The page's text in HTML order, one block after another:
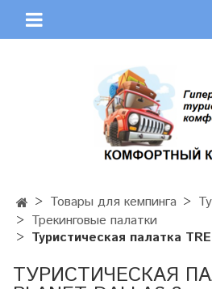
Товары для кемпинга
Трекинговые палатки
Туристическая палатка
ТУРИСТИЧЕСКАЯ